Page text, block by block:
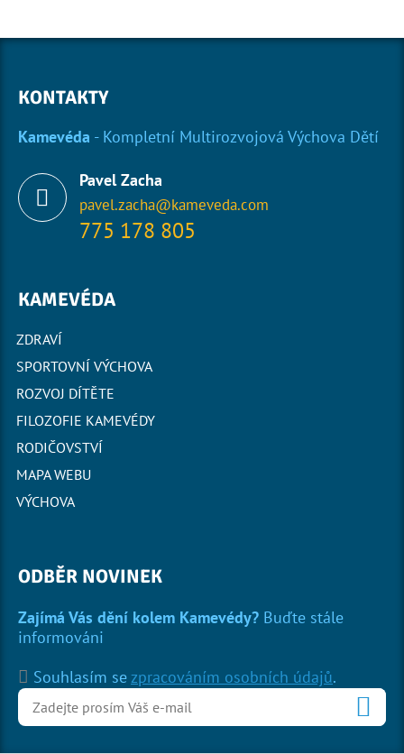
KONTAKTY
Kamevéda - Kompletní Multirozvojová Výchova Dětí
Pavel Zacha
pavel.zacha@kameveda.com
775 178 805
KAMEVÉDA
ZDRAVÍ
SPORTOVNÍ VÝCHOVA
ROZVOJ DÍTĚTE
FILOZOFIE KAMEVÉDY
RODIČOVSTVÍ
MAPA WEBU
VÝCHOVA
ODBĚR NOVINEK
Zajímá Vás dění kolem Kamevédy? Buďte stále
informováni
Souhlasím sezpracováním osobních údajů.